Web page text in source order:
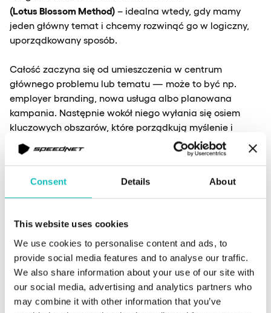
Consent Details About
This website uses cookies
We use cookies to personalise content and ads, to
provide social media features and to analyse our traffic.
We also share information about your use of our site with
our social media, advertising and analytics partners who
may combine it with other information that you’ve
(Lotus Blossom Method) – idealna wtedy, gdy mamy
jeden główny temat i chcemy rozwinąć go w logiczny,
uporządkowany sposób.
Całość zaczyna się od umieszczenia w centrum
głównego problemu lub tematu — może to być np.
employer branding, nowa usługa albo planowana
kampania. Następnie wokół niego wyłania się osiem
kluczowych obszarów, które porządkują myślenie i
wyznaczają kierunki dalszych działań. Każdy z tych
obszarów można potem systematycznie rozbudowywać,
pomysły.
– planowania contentu (np. newsletter, blog,
kampania),
– pracy zespołowej,
– unikania powtarzalnych, generycznych treści.
Duża wartość:krokowość . Nie skaczemy od razu do